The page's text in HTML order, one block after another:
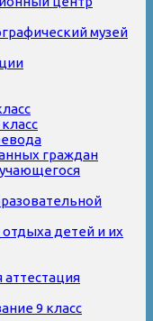
музей
граждан
детей и их
аттестация
9 класс